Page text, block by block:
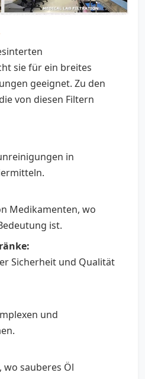
sie für ein breites
geeignet. Zu den
von diesen Filtern
in
Medikamenten, wo
ist.
Sicherheit und Qualität
und
wo sauberes Öl